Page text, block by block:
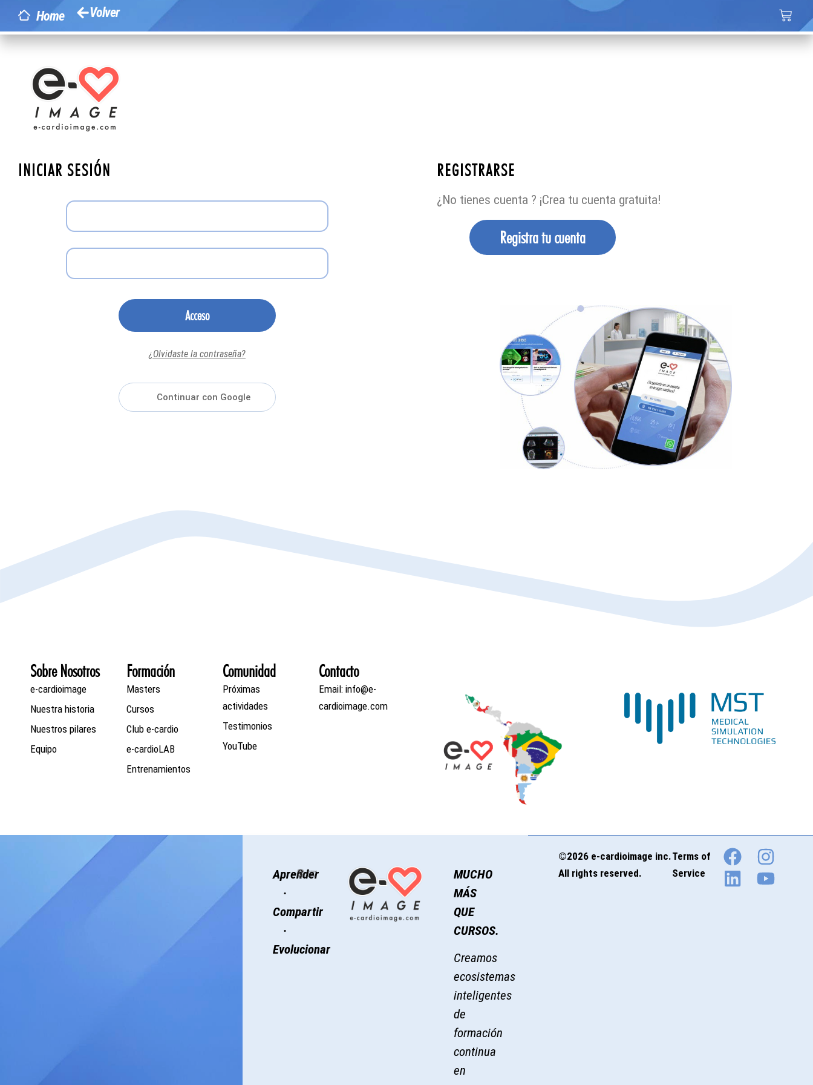
Home Volver
INICIAR SESIÓN
Acceso
¿Olvidaste la contraseña?
REGISTRARSE
¿No tienes cuenta ? ¡Crea tu cuenta gratuita!
Registra tu cuenta
Sobre Nosotros
e-cardioimage
Nuestra historia
Nuestros pilares
Equipo
Formación
Masters
Cursos
Club e-cardio
e-cardioLAB
Entrenamientos
Comunidad
Próximas
actividades
Testimonios
YouTube
Contacto
Email: info@e-
cardioimage.com
Aprender
·
Compartir
·
Evolucionar
MUCHO
MÁS
QUE
CURSOS.
Creamos
ecosistemas
inteligentes
de
formación
continua
en
©2026 e-cardioimage inc.
All rights reserved.
Terms of
Service